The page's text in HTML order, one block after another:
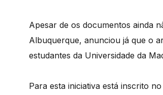
Apesar de os documentos ainda
Albuquerque, anunciou já que o
estudantes da Universidade da
Para esta iniciativa está inscrito